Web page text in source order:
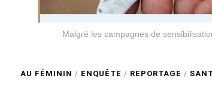
Malgré les campagnes de
AU FÉMININ / ENQUÊTE / REPORTAGE /